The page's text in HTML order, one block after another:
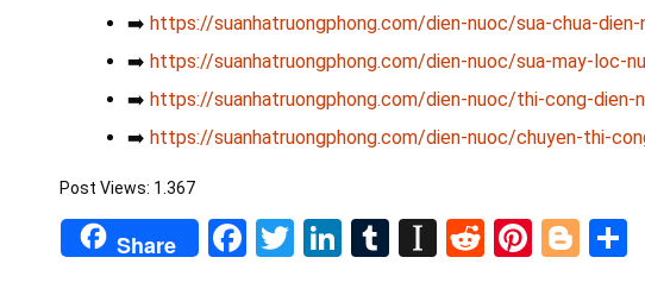
➡️ https://suanhatruongphong.com/dien-nuoc/sua-chua-
➡️ https://suanhatruongphong.com/dien-nuoc/sua-may-loc-
➡️ https://suanhatruongphong.com/dien-nuoc/thi-cong-dien-
➡️ https://suanhatruongphong.com/dien-nuoc/chuyen-thi-
Post Views: 1.367
Share Facebook
TwitterLinkedIn
Tumblr
Instapaper
Reddit